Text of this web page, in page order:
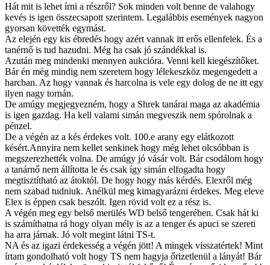
Hát mit is lehet írni a részről? Sok minden volt benne de valahogy
kevés is igen összecsapott szerintem. Legalábbis események nagyon
gyorsan követték egymást.
Az elején egy kis ébredés hogy azért vannak itt erős ellenfelek. És a
tanérnő is tud hazudni. Még ha csak jó szándékkal is.
Azután meg mindenki mennyen aukcióra. Venni kell kiegészítőket.
Bár én még mindig nem szeretem hogy lélekeszköz megengedett a
harcban. Az hogy vannak és harcolna is vele egy dolog de ne itt egy
ilyen nagy tornán.
De amúgy megjegyezném, hogy a Shrek tanárai maga az akadémia
is igen gazdag. Ha kell valami simán megveszik nem spórolnak a
pénzel.
De a végén az a kés érdekes volt. 100.e arany egy elátkozott
késért.Annyira nem kellet senkinek hogy még lehet olcsóbban is
megszerezhették volna. De amúgy jó vásár volt. Bár csodálom hogy
a tanárnő nem állította le és csak így simán elfogadta hogy
megtisztítható az átoktól. De hogy hogy más kérdés. Elexről még
nem szabad tudniuk. Anélkül meg kimagyarázni érdekes. Meg eleve
Elex is éppen csak beszólt. Igen rövid volt ez a rész is.
A végén meg egy belső merülés WD belső tengerében. Csak hát ki
is számíthatna rá hogy olyan mély is az a tenger és apuci se szereti
ha arra járnak. Jó volt megint látni TS-t.
NA és az igazi érdekesség a végén jött! A mingek visszatértek! Mint
írtam gondolható volt hogy TS nem hagyja őrizetlenül a lányát! Bár